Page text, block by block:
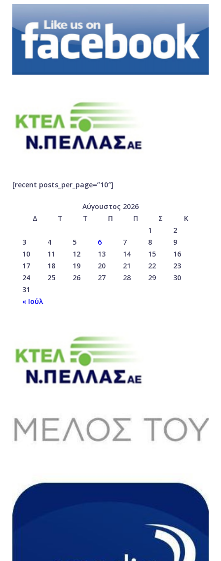
[recent posts_per_page=”10″]
Αύγουστος 2026
Δ
Τ Τ Π Π Σ
Κ
1
2
3
4 5 6 7 8
9
10
11 12 13 14 15
16
17
18 19 20 21 22
23
24
25 26 27 28 29
30
31
« Ιούλ